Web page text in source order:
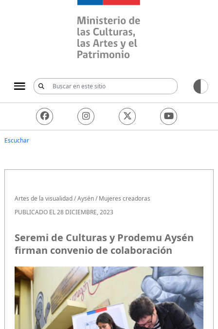
Ministerio de las
Escuchar
Artes de la visualidad/Aysén/Mujeres creadoras
PUBLICADO EL 28 DICIEMBRE, 2023
Seremi de Culturas y Prodemu Aysén
firman convenio de colaboración